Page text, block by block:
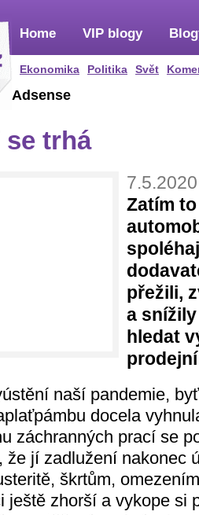
Home
Ekonomika Politika Svět
VIP blogy
Adsense
trhá
Zatím
přežili,
a
hledat
naší pandemie,
docela
záchranných prací se
že jí zadlužení nakonec
škrtům,
ještě zhorší a vykope si